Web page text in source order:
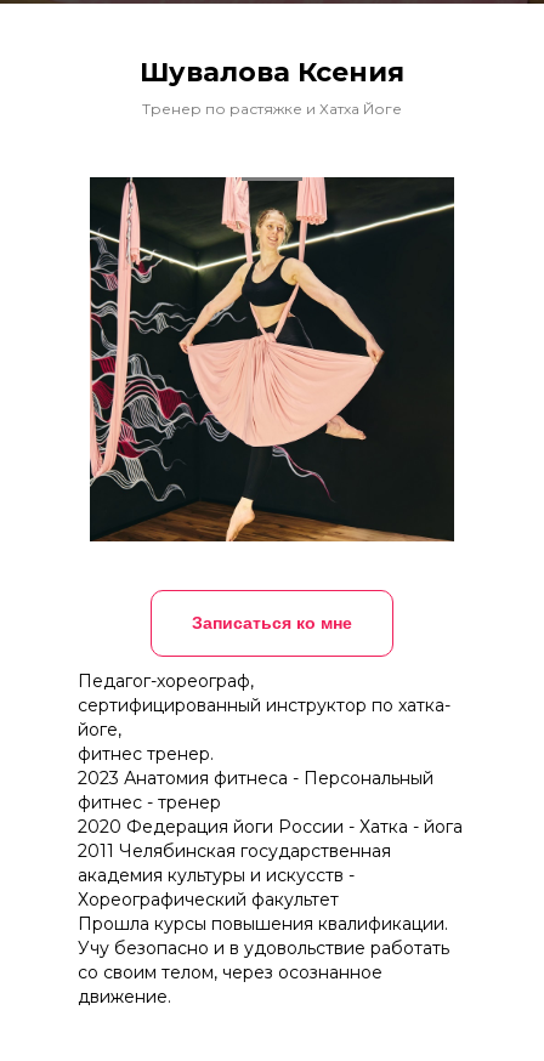
Тренер по растяжке и Хатха Йоге
Шувалова Ксения
Педагог-хореограф,
сертифицированный инструктор по хатка-
йоге,
фитнес тренер.
2023 Анатомия фитнеса - Персональный
фитнес - тренер
2020 Федерация йоги России - Хатка - йога
2011 Челябинская государственная
академия культуры и искусств -
Хореографический факультет
Прошла курсы повышения квалификации.
Учу безопасно и в удовольствие работать
со своим телом, через осознанное
движение.
Записаться ко мне